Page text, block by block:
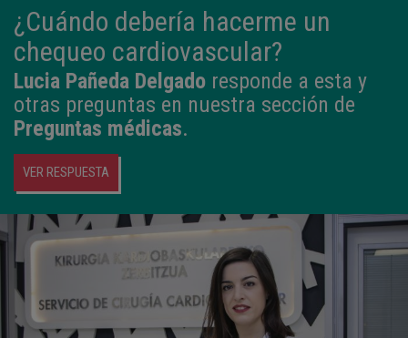
¿Cuándo debería hacerme un
chequeo cardiovascular?
Lucia Pañeda Delgado responde a esta y
otras preguntas en nuestra sección de
Preguntas médicas.
VER RESPUESTA